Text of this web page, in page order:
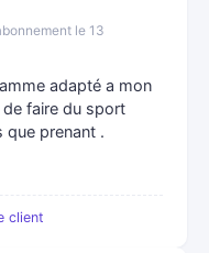
le 13
adapté a mon
faire du sport
que prenant .
client